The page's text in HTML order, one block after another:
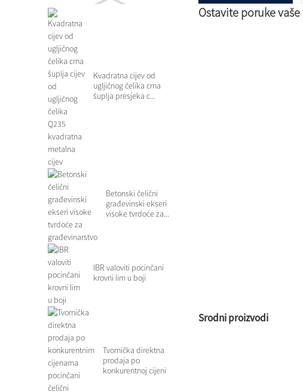
Kvadratna cijev od
ugljičnog čelika crna
šuplja presjeka c...
Betonski čelični
građevinski ekseri
visoke tvrdoće za...
IBR valoviti pocinčani
krovni lim u boji
Tvornička direktna
prodaja po
konkurentnoj cijeni
Ostavite poruke
Srodni proizvodi